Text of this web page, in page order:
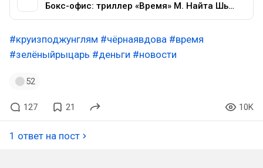
Бокс-офис: триллер «Время» М. Найта Шьямалана опередил «Снейк Айз» в кинопрокате США и России — Кино и сериалы на DTF
#круизподжунглям #чёрнаявдова #время
#зелёныйрыцарь #деньги #новости
52
127 21 10K
1 ответ на пост